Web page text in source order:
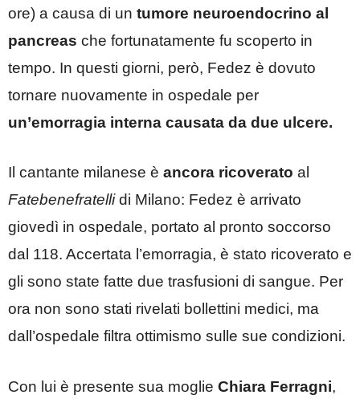
ore) a causa di un tumore neuroendocrino al
pancreas che fortunatamente fu scoperto in
tempo. In questi giorni, però, Fedez è dovuto
tornare nuovamente in ospedale per
un’emorragia interna causata da due ulcere.
Il cantante milanese è ancora ricoverato al
Fatebenefratellidi Milano: Fedez è arrivato
giovedì in ospedale, portato al pronto soccorso
dal 118. Accertata l’emorragia, è stato ricoverato e
gli sono state fatte due trasfusioni di sangue. Per
ora non sono stati rivelati bollettini medici, ma
dall’ospedale filtra ottimismo sulle sue condizioni.
Con lui è presente sua moglie Chiara Ferragni,